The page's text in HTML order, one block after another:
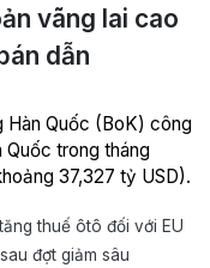
vãng lai cao
dẫn
Hàn Quốc (BoK) công
Quốc trong tháng
37,327 tỷ USD).
thuế ôtô đối với EU
đợt giảm sâu